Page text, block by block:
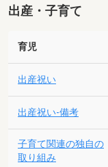
出産・子育て
育児
出産祝い
出産祝い-備考
子育て関連の独自の
取り組み